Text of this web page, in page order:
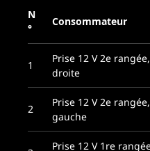
N
°
Consommateur
1
Prise 12 V 2e
droite
2
Prise 12 V 2e
gauche
Prise 12 V 1re